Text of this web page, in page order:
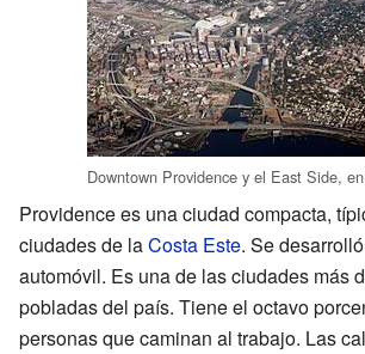
Downtown Providence y el East Side,
Providence es una ciudad compacta,
ciudades de laCosta Este. Se
automóvil. Es una de las ciudades más
pobladas del país. Tiene el octavo
personas que caminan al trabajo. Las